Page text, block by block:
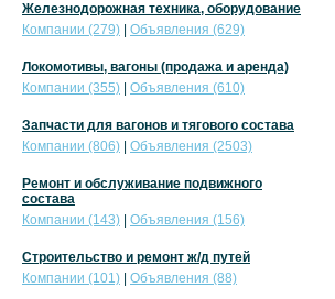
Железнодорожная техника, оборудование
Компании (279)
Объявления (629)
Локомотивы, вагоны (продажа и аренда)
Компании (355)
Объявления (610)
Запчасти для вагонов и тягового состава
Компании (806)
Объявления (2503)
Ремонт и обслуживание подвижного
состава
Компании (143)
Объявления (156)
Строительство и ремонт ж/д путей
Компании (101)
Объявления (88)